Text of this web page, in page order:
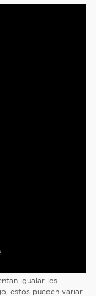
igualar los
estos pueden variar